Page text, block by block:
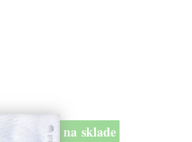
na sklade